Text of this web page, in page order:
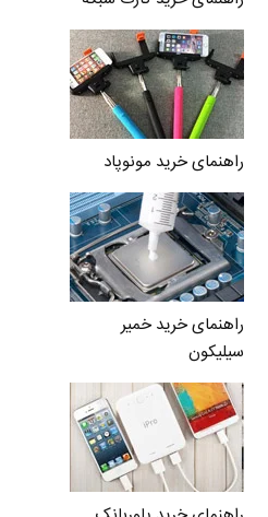
راهنمای خرید مونوپاد
راهنمای خرید خمیر
سیلیکون